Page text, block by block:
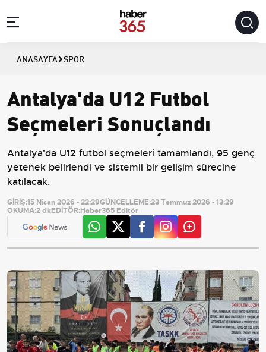
ANASAYFA SPOR
Antalya'da U12 Futbol
Seçmeleri Sonuçlandı
Antalya'da U12 futbol seçmeleri tamamlandı, 95 genç
yetenek belirlendi ve sistemli bir gelişim sürecine
katılacak.
GİRİŞ:15 Nisan 2026 - 22:29GÜNCELLEME:23 Temmuz 2026 - 13:29
OKUMA:2 dkEDİTÖR:Haber365 Editör